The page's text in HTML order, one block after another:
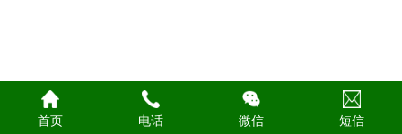
首页 电话 微信 短信